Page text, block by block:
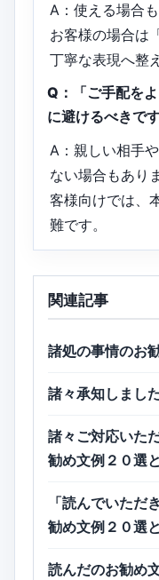
A：使える場合
お客様の場合は
丁寧な表現へ整
Q：「ご手配を
に避けるべきで
A：親しい相手
ない場合もあり
客様向けでは、
難です。
関連記事
諸処の事情のお
諸々承知しまし
諸々ご対応いた
勧め文例２０選
「読んでいただ
勧め文例２０選
読んだのお勧め